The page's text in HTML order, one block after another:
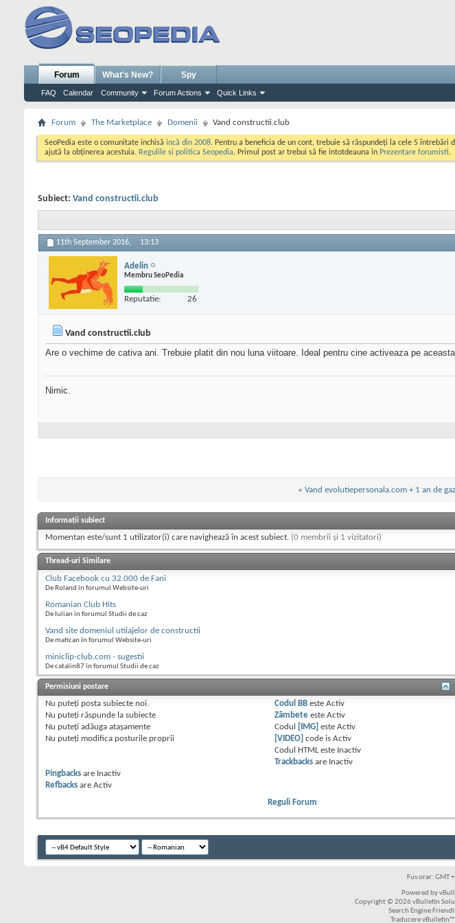
Forum
FAQ Calendar Community Forum Actions Quick Links
What's New? Spy
Forum The Marketplace Domenii Vand constructii.club
SeoPedia este o comunitate inchisă incă din 2008. Pentru a beneficia de un cont, trebuie să răspundeți la cele 5
ajută la obținerea acestuia. Regulile si politica Seopedia. Primul post ar trebui să fie intotdeauna in Prezentare forumisti.
Subiect: Vand constructii.club
11th September 2016, 13:13
Adelin
Membru SeoPedia
Reputatie: 26
Vand constructii.club
Are o vechime de cativa ani. Trebuie platit din nou luna viitoare. Ideal pentru cine activeaza pe
Nimic.
« Vand evolutiepersonala.com + 1 an de
Informații subiect
Momentan este/sunt 1 utilizator(i) care navighează în acest subiect. (0 membrii și 1 vizitatori)
Thread-uri Similare
Club Facebook cu 32.000 de Fani
De Roland în forumul Website-uri
Romanian Club Hits
De Iulian în forumul Studii de caz
Vand site domeniul utilajelor de constructii
De matican în forumul Website-uri
miniclip-club.com - sugestii
De catalin87 în forumul Studii de caz
Permisiuni postare
Nu puteţi posta subiecte noi.
Nu puteţi răspunde la subiecte
Nu puteţi adăuga ataşamente
Nu puteţi modifica posturile proprii
Codul BB esteActiv
Zâmbete esteActiv
Codul
[IMG] esteActiv
[VIDEO] code isActiv
Codul HTML este Inactiv
Trackbacks are Inactiv
Pingbacks are Inactiv
Refbacks are Activ
Reguli Forum
Fus orar: GMT
Powered by
Copyright © 2026 vBulletin
Search Engine
Traducere